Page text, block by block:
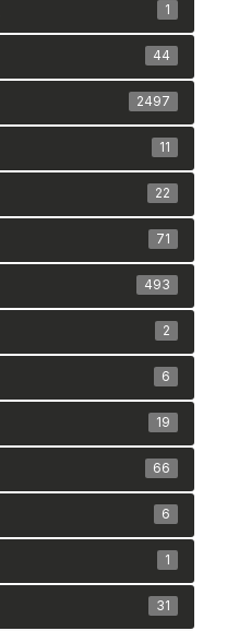
1
44
2497
11
22
71
493
2
6
19
66
6
1
31